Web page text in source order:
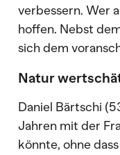
verbessern. Wer
hoffen. Nebst
sich dem
Natur
Daniel Bärtschi
Jahren mit der
könnte, ohne